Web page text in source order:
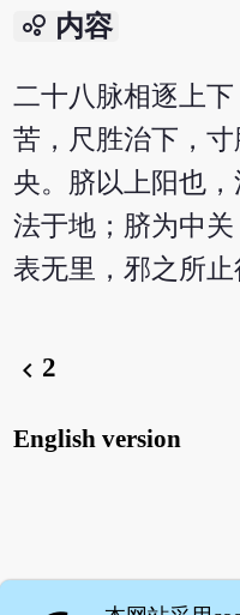
bubble_chart 内容
二十八脉相逐上
苦，尺胜治下，
央。脐以上阳也，
法于地；脐为中
表无里，邪之所止
chevron_left 2
English version